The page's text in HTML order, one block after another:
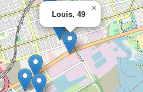
Louis, 49
×